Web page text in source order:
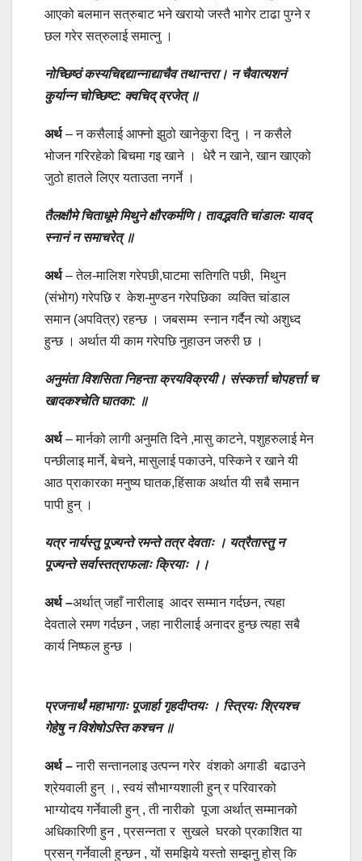
आएको बलमान सत्रुबाट भने खरायो जस्तै भागेर टाढा पुग्ने र
छल गरेर सत्रुलाई समात्नु ।
नोच्छिष्ठं कस्यचिद्दद्यान्नाद्याचैव तथान्तरा। न चैवात्यशनं
कुर्यान्न चोच्छिष्ट: क्वचिद् व्रजेत् ॥
अर्थ– न कसैलाई आफ्नो झुठो खानेकुरा दिनु । न कसैले
भोजन गरिरहेको बिचमा गइ खाने । धेरै न खाने, खान खाएको
जुठो हातले लिएर यताउता नगर्ने ।
तैलक्षौमे चिताधूमे मिथुने क्षौरकर्मणि। तावद्भवति चांडालः यावद्
स्नानं न समाचरेत् ॥
अर्थ– तेल-मालिश गरेपछी,घाटमा सतिगति पछी, मिथुन
(संभोग) गरेपछि र केश-मुण्डन गरेपछिका व्यक्ति चांडाल
समान (अपवित्र) रहन्छ । जबसम्म स्नान गर्दैन त्यो अशुध्द
हुन्छ । अर्थात यी काम गरेपछि नुहाउन जरुरी छ ।
अनुमंता विशसिता निहन्ता क्रयविक्रयी। संस्कर्त्ता चोपहर्त्ता च
खादकश्चेति घातका: ॥
अर्थ– मार्नको लागी अनुमति दिने ,मासु काटने, पशुहरुलाई मेन
पन्छीलाइ मार्ने, बेचने, मासुलाई पकाउने, पस्किने र खाने यी
आठ प्राकारका मनुष्य घातक,हिंसाक अर्थात यी सबै समान
पापी हुन् ।
यत्र नार्यस्तु पूज्यन्ते रमन्ते तत्र देवताः । यत्रैतास्तु न
पूज्यन्ते सर्वास्तत्राफलाः क्रियाः ।।
अर्थ –अर्थात् जहाँ नारीलाइ आदर सम्मान गर्दछन, त्यहा
देवताले रमण गर्दछन , जहा नारीलाई अनादर हुन्छ त्यहा सबै
कार्य निष्फल हुन्छ ।
प्रजनार्थं महाभागाः पूजार्हा गृहदीप्तयः । स्त्रियः श्रियश्च
गेहेषु न विशेषोऽस्ति कश्चन ॥
अर्थ –नारी सन्तानलाइ उत्पन्न गरेर वंशको अगाडी बढाउने
श्रेयवाली हुन् ।, स्वयं सौभाग्यशाली हुन् र परिवारको
भाग्योदय गर्नेवाली हुन् , ती नारीको पूजा अर्थात् सम्मानको
अधिकारिणी हुन , प्रसन्नता र सुखले घरको प्रकाशित या
प्रसन् गर्नेवाली हुन्छन , यों समझिये यस्तो सम्झनु होस् कि